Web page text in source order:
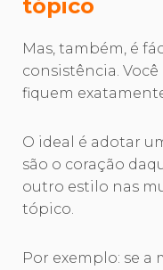
tópico
Mas, também, é
consistência.
fiquem
O ideal é adotar
são o coração
outro estilo nas
tópico.
Por exemplo: se a